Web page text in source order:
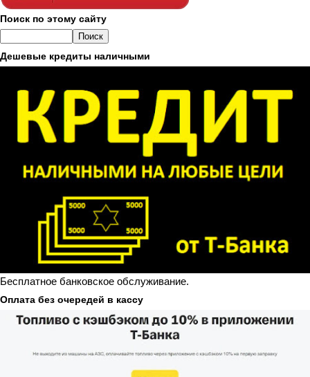
Поиск по этому сайту
Дешевые кредиты наличными
Бесплатное банковское обслуживание.
Оплата без очередей в кассу